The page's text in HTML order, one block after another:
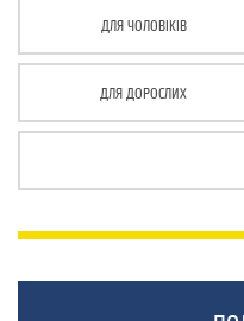
ДЛЯ ЧОЛОВІКІВ
ДЛЯ ДОРОСЛИХ